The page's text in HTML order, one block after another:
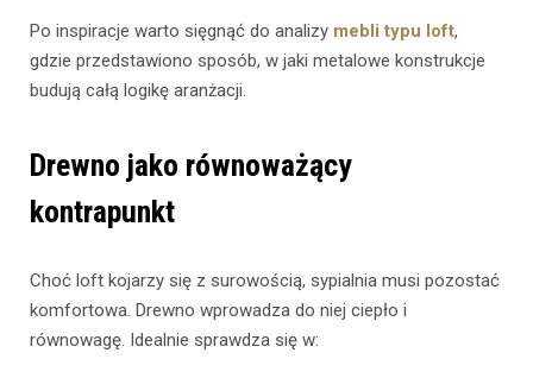
Po inspiracje warto sięgnąć do analizy mebli typu loft,
gdzie przedstawiono sposób, w jaki metalowe konstrukcje
budują całą logikę aranżacji.
Drewno jako równoważący
kontrapunkt
Choć loft kojarzy się z surowością, sypialnia musi pozostać
komfortowa. Drewno wprowadza do niej ciepło i
równowagę. Idealnie sprawdza się w: